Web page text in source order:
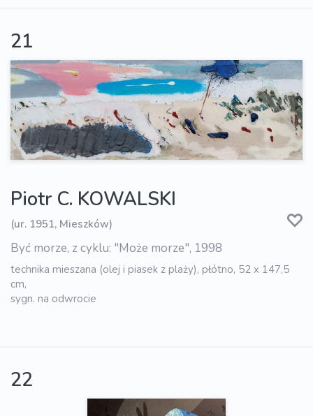
21
Piotr C. KOWALSKI
(ur. 1951, Mieszków)
Być morze, z cyklu: "Może morze", 1998
technika mieszana (olej i piasek z plaży), płótno, 52 x 147,5
cm,
sygn. na odwrocie
22